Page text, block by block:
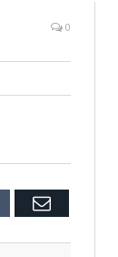
0
Email